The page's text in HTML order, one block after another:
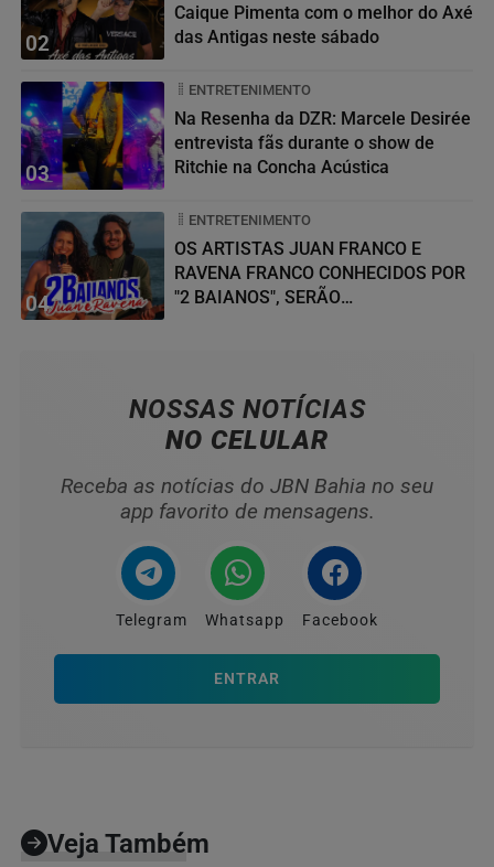
02
Caique Pimenta com o melhor do Axé
das Antigas neste sábado
03
ENTRETENIMENTO
Na Resenha da DZR: Marcele Desirée
entrevista fãs durante o show de
Ritchie na Concha Acústica
04
ENTRETENIMENTO
OS ARTISTAS JUAN FRANCO E
RAVENA FRANCO CONHECIDOS POR
"2 BAIANOS", SERÃO
NOSSAS NOTÍCIAS
NO CELULAR
Receba as notícias do JBN Bahia no seu
app favorito de mensagens.
Telegram Whatsapp Facebook
ENTRAR
Veja Também